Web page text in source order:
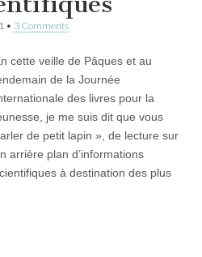
• 3 Comments
cette veille de Pâques et au
de la Journée
des livres pour la
je me suis dit que vous
de petit lapin », de lecture sur
arrière plan d’informations
à destination des plus